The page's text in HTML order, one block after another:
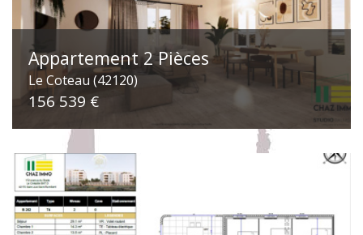
Appartement 2 Pièces
Le Coteau (42120)
156 539 €